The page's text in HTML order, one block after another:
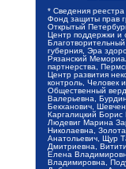
* Сведения
Фонд защиты прав
Открытый
Центр поддержки и
губерния, Эра
Рязанский
партнерства,
Центр развития
контроль, Человек
Общественный
Валерьевна,
Бекханович,
Каргалицкий
Людевиг Марина
Николаевна,
Анатольевич, Щур
Дмитриевна,
Елена
Владимировна,